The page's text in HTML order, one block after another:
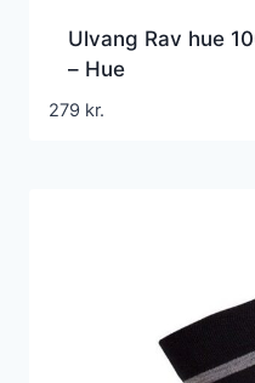
Ulvang Rav hue
– Hue
279 kr.